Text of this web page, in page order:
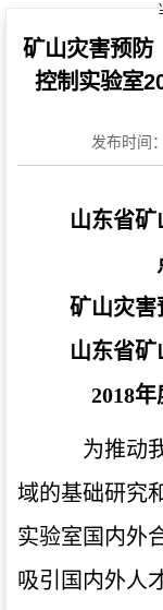
矿山灾害预防
控制实验室
发布时间
山东省
矿山灾害
山东省
2018
为推动
域的基础研究
实验室国内外
吸引国内外人